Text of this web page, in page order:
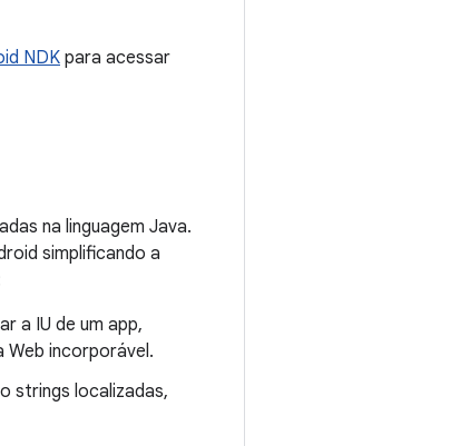
NDKpara acessar
na linguagem Java.
simplificando a
a IU de um app,
Web incorporável.
strings localizadas,